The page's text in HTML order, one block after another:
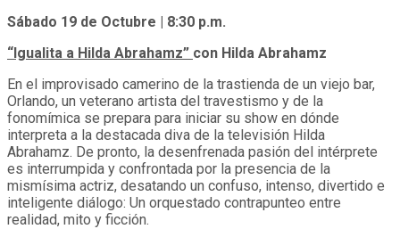
Sábado 19 de Octubre | 8:30 p.m.
“Igualita a Hilda Abrahamz” con Hilda Abrahamz
En el improvisado camerino de la trastienda de un viejo bar,
Orlando, un veterano artista del travestismo y de la
fonomímica se prepara para iniciar su show en dónde
interpreta a la destacada diva de la televisión Hilda
Abrahamz. De pronto, la desenfrenada pasión del intérprete
es interrumpida y confrontada por la presencia de la
mismísima actriz, desatando un confuso, intenso, divertido e
inteligente diálogo: Un orquestado contrapunteo entre
realidad, mito y ficción.